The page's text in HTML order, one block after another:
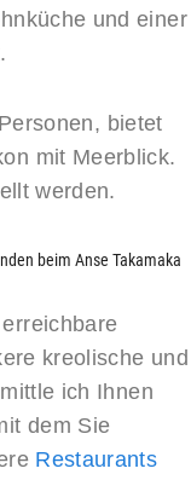
und einer
bietet
mit Meerblick.
werden.
beim Anse Takamaka
kreolische und
ich Ihnen
dem Sie
Restaurants